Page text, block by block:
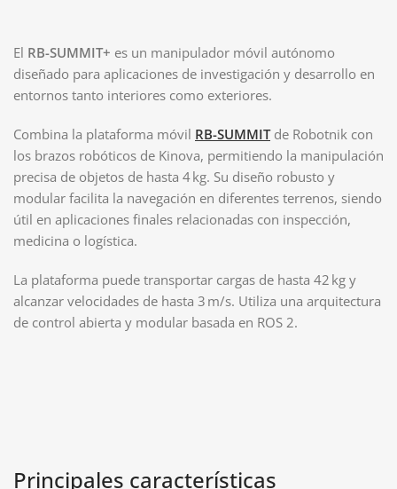
El RB-SUMMIT+ es un manipulador móvil autónomo
diseñado para aplicaciones de investigación y desarrollo en
entornos tanto interiores como exteriores.
Combina la plataforma móvil RB-SUMMITde Robotnik con
los brazos robóticos de Kinova, permitiendo la manipulación
precisa de objetos de hasta 4 kg. Su diseño robusto y
modular facilita la navegación en diferentes terrenos, siendo
útil en aplicaciones finales relacionadas con inspección,
medicina o logística.
La plataforma puede transportar cargas de hasta 42 kg y
alcanzar velocidades de hasta 3 m/s. Utiliza una arquitectura
de control abierta y modular basada en ROS 2.
Principales características